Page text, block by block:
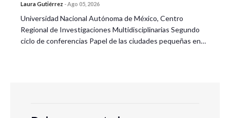
Laura Gutiérrez -Ago 05, 2026
Universidad Nacional Autónoma de México, Centro
Regional de Investigaciones Multidisciplinarias Segundo
ciclo de conferencias Papel de las ciudades pequeñas en…